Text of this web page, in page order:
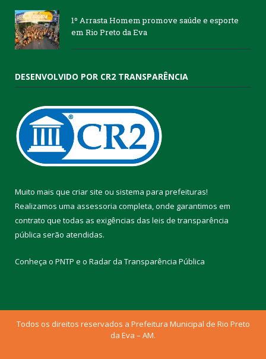
1º Arrasta Homem promove saúde e esporte
em Rio Preto da Eva
DESENVOLVIDO POR CR2 TRANSPARÊNCIA
Muito mais que criar site ou sistema para prefeituras!
Realizamos uma assessoria completa, onde garantimos em
contrato que todas as exigências das leis de transparência
pública serão atendidas.
Conheça o PNTP e o Radar da Transparência Pública
Todos os direitos reservados a Prefeitura Municipal de Rio Preto
da Eva – AM.